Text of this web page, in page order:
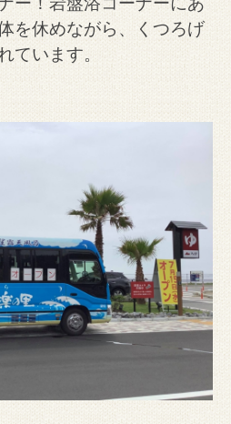
を休めながら、くつろげ
ています。